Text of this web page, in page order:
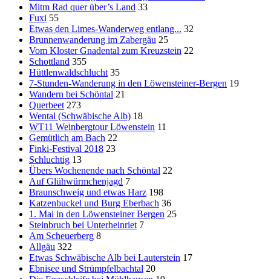
Mitm Rad quer über’s Land 33
Fuxi 55
Etwas den Limes-Wanderweg entlang... 32
Brunnenwanderung im Zabergäu 25
Vom Kloster Gnadental zum Kreuzstein 22
Schottland 355
Hüttlenwaldschlucht 35
7-Stunden-Wanderung in den Löwensteiner-Bergen 19
Wandern bei Schöntal 21
Querbeet 273
Wental (Schwäbische Alb) 18
WT11 Weinbergtour Löwenstein 11
Gemütlich am Bach 22
Finki-Festival 2018 23
Schluchtig 13
Übers Wochenende nach Schöntal 22
Auf Glühwürmchenjagd 7
Braunschweig und etwas Harz 198
Katzenbuckel und Burg Eberbach 36
1. Mai in den Löwensteiner Bergen 25
Steinbruch bei Unterheinriet 7
Am Scheuerberg 8
Allgäu 322
Etwas Schwäbische Alb bei Lauterstein 17
Ebnisee und Strümpfelbachtal 20